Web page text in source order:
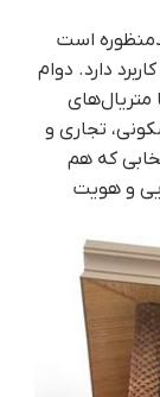
محصولی چندمنظوره است
دارد. دوام
متریال‌های
تجاری و
که هم
و هویت